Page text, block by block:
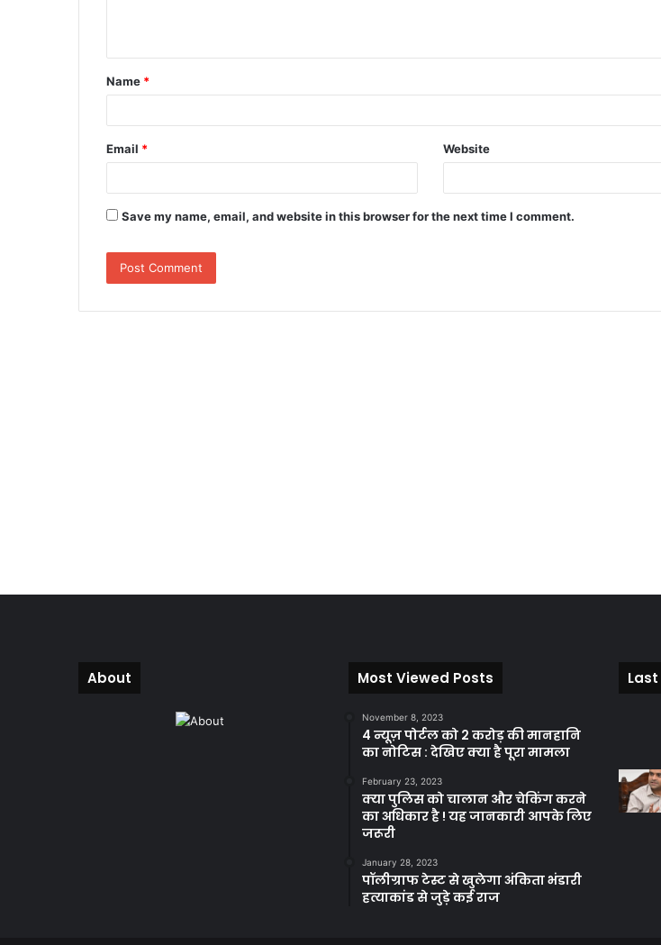
t
*
Name *
Email * Website
Save my name, email, and website in this browser for the next time I comment.
About Most Viewed Posts
November 8, 2023
4 न्यूज़ पोर्टल को 2 करोड़ की मानहानि
का नोटिस : देखिए क्या है पूरा मामला
February 23, 2023
क्या पुलिस को चालान और चेकिंग करने
का अधिकार है ! यह जानकारी आपके लिए
जरूरी
January 28, 2023
पॉलीग्राफ टेस्ट से खुलेगा अंकिता भंडारी
हत्याकांड से जुड़े कई राज